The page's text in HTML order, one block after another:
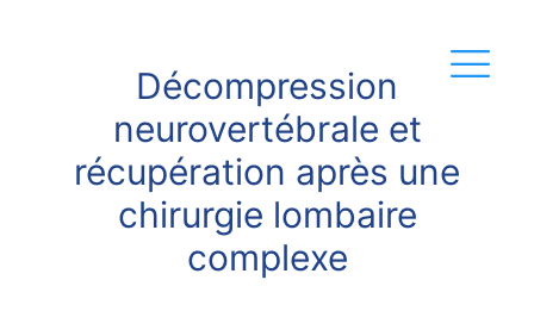
Décompression
neurovertébrale et
récupération après une
chirurgie lombaire
complexe